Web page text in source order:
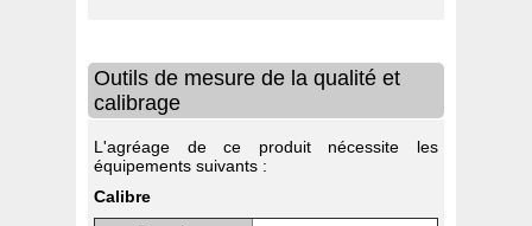
Outils de mesure de la qualité et
calibrage
L'agréage de ce produit nécessite les
équipements suivants :
Calibre